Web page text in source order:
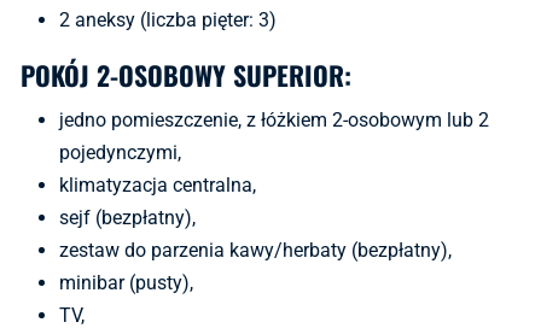
2 aneksy (liczba pięter: 3)
POKÓJ 2-OSOBOWY SUPERIOR:
jedno pomieszczenie, z łóżkiem 2-osobowym lub 2
pojedynczymi,
klimatyzacja centralna,
sejf (bezpłatny),
zestaw do parzenia kawy/herbaty (bezpłatny),
minibar (pusty),
TV,